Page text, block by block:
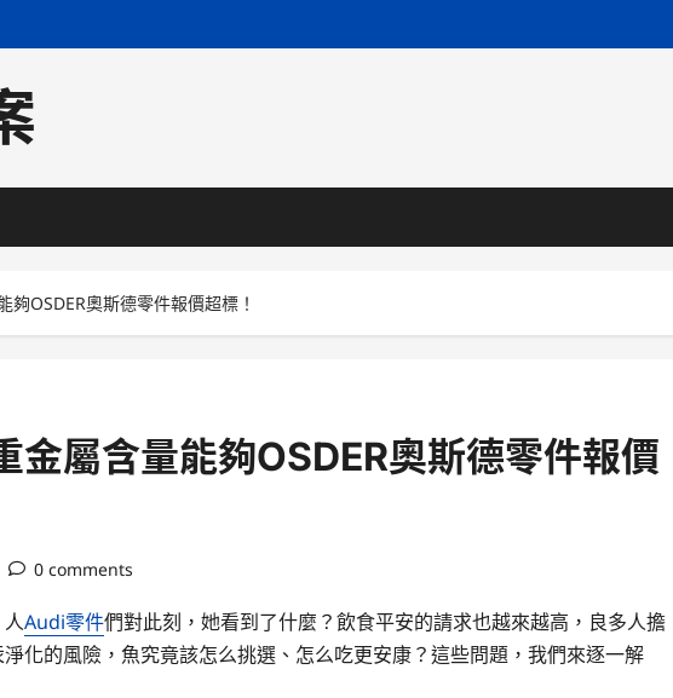
OSDER奧斯德零件報價超標！
金屬含量能夠OSDER奧斯德零件報價
0 comments
Audi零件們對此刻，她看到了什麼？飲食平安的請求也越來越高，良多人擔
化的風險，魚究竟該怎么挑選、怎么吃更安康？這些問題，我們來逐一解